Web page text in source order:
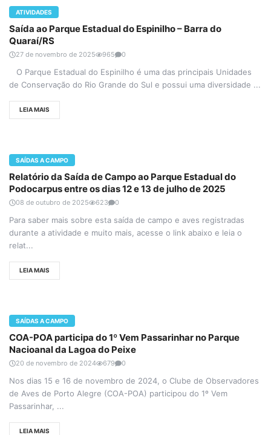
ATIVIDADES
Saída ao Parque Estadual do Espinilho – Barra do
Quaraí/RS
27 de novembro de 2025 965 0
O Parque Estadual do Espinilho é uma das principais Unidades
de Conservação do Rio Grande do Sul e possui uma diversidade ...
LEIA MAIS
SAÍDAS A CAMPO
Relatório da Saída de Campo ao Parque Estadual do
Podocarpus entre os dias 12 e 13 de julho de 2025
08 de outubro de 2025 623 0
Para saber mais sobre esta saída de campo e aves registradas
durante a atividade e muito mais, acesse o link abaixo e leia o
relat...
LEIA MAIS
SAÍDAS A CAMPO
COA-POA participa do 1º Vem Passarinhar no Parque
Nacioanal da Lagoa do Peixe
20 de novembro de 2024 679 0
Nos dias 15 e 16 de novembro de 2024, o Clube de Observadores
de Aves de Porto Alegre (COA-POA) participou do 1º Vem
Passarinhar, ...
LEIA MAIS